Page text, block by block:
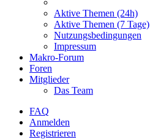
Aktive Themen (24h)
Aktive Themen (7 Tage)
Nutzungsbedingungen
Impressum
Makro-Forum
Foren
Mitglieder
Das Team
FAQ
Anmelden
Registrieren